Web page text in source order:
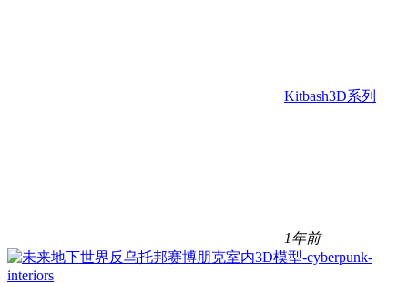
Kitbash3D系列
1年前